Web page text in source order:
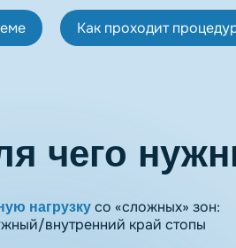
Как проходит
чего
нагрузку со «сложных» зон:
внутренний край стопы